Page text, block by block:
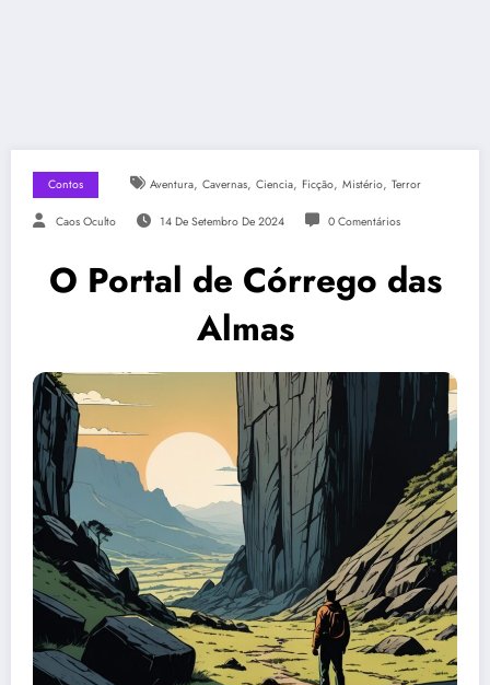
Contos Aventura, Cavernas, Ciencia, Ficção, Mistério, Terror
Caos Oculto 14 De Setembro De 2024 0 Comentários
O Portal de Córrego das
Almas